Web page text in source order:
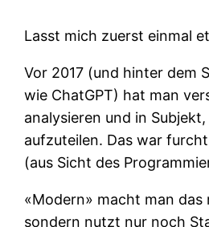
Lasst mich zuerst einmal
Vor 2017 (und hinter dem
wie ChatGPT) hat man
analysieren und in
aufzuteilen. Das war
(aus Sicht des
«Modern» macht man das
sondern nutzt nur noch